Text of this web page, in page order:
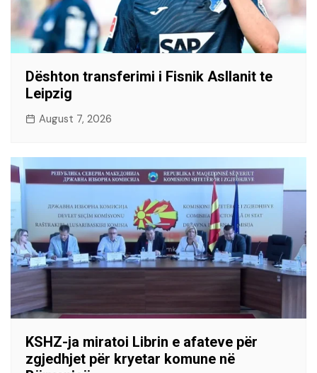
Dështon transferimi i Fisnik Asllanit te
Leipzig
August 7, 2026
KSHZ-ja miratoi Librin e afateve për
zgjedhjet për kryetar komune në